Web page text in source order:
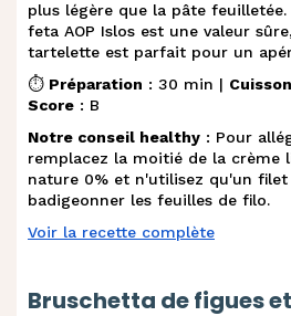
plus légère que la pâte
feta AOP Islos est une valeur
tartelette est parfait pour un
⏱️ Préparation : 30 min | Cuisson
Score : B
Notre conseil healthy : Pour
remplacez la moitié de la crème
nature 0% et n'utilisez qu'un
badigeonner les feuilles de filo.
Voir la recette complète
Bruschetta de figues